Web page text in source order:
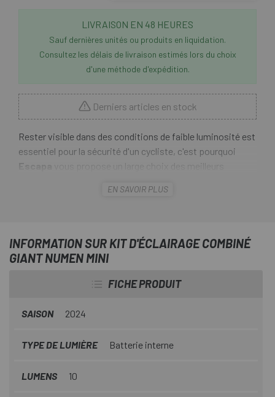
LIVRAISON EN 48 HEURES
Sauf dernières unités ou produits en liquidation.
Consultez les délais de livraison estimés lors du choix
d'une méthode d'expédition.
Derniers articles en stock
Rester visible dans des conditions de faible luminosité est
essentiel pour la sécurité d'un cycliste, c'est pourquoi
Escapa
vous propose un large choix des meilleurs
lumineuses. Ils se montent facilement sans outils grâce à
un bracelet en caoutchouc et ont une autonomie allant
jusqu'à 100 heures chacun.
EN SAVOIR PLUS
INFORMATION SUR KIT D'ÉCLAIRAGE COMBINÉ
GIANT NUMEN MINI
FICHE PRODUIT
SAISON 2024
TYPE DE LUMIÈRE Batterie interne
LUMENS 10